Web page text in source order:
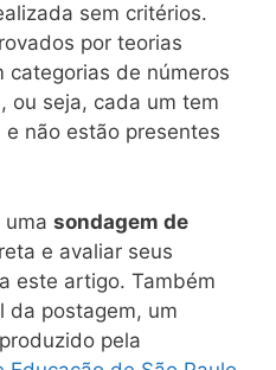
sem critérios.
por teorias
categorias de números
ou seja, cada um tem
não estão presentes
uma sondagem de
e avaliar seus
este artigo. Também
da postagem, um
pela